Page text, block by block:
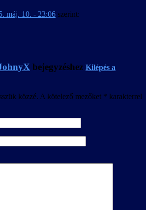
máj. 10. - 23:06 szerint:
bejegyzéshez Kilépés a
közzé. A kötelező mezőket * karakterrel